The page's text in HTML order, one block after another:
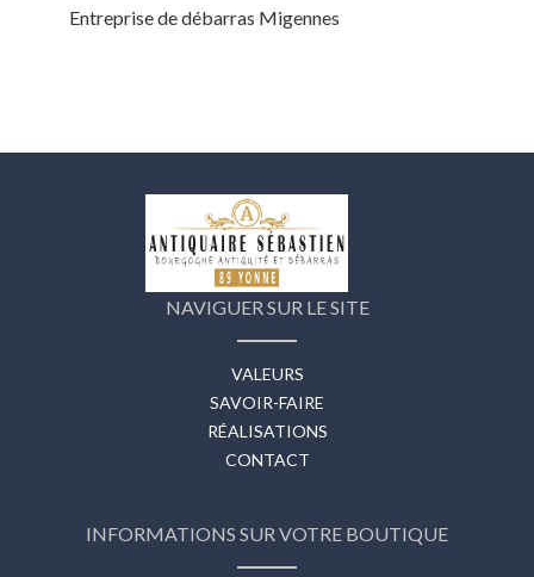
Entreprise de débarras Migennes
NAVIGUER SUR LE SITE
VALEURS
SAVOIR-FAIRE
RÉALISATIONS
CONTACT
INFORMATIONS SUR VOTRE BOUTIQUE